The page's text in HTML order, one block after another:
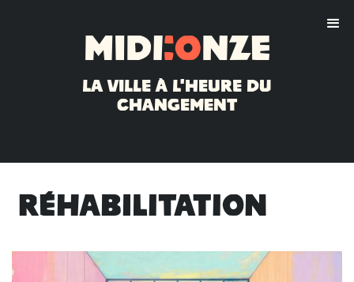
Midi:onze
La ville à l'heure du
changement
Réhabilitation